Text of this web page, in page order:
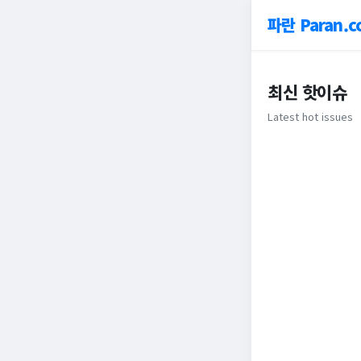
파란
최신 핫이슈
Latest hot issues